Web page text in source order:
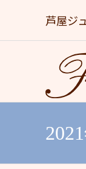
芦屋ジ